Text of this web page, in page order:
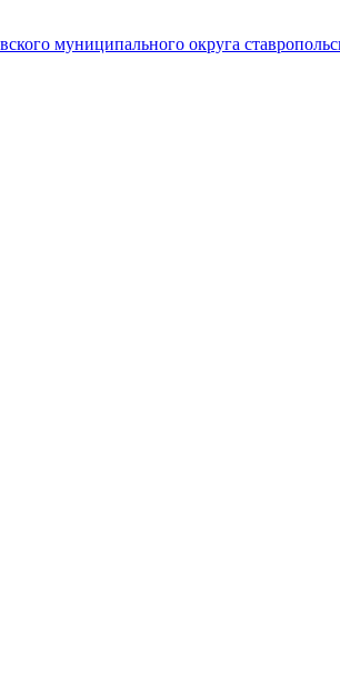
муниципального округа